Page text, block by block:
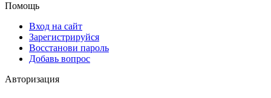
Помощь
Вход на сайт
Зарегистрируйся
Восстанови пароль
Добавь вопрос
Авторизация